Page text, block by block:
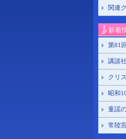
関連
新着
第81
講談
クリ
昭和
童謡
常陸